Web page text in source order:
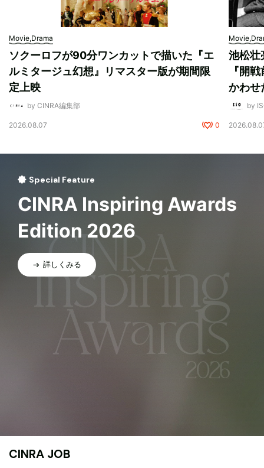
Movie,Drama
ソクーロフが90分ワンカットで描いた『エ
ルミタージュ幻想』リマスター版が期間限
定上映
by CINRA編集部
2026.08.07 0
池松壮
『開
かわせ
by
Special Feature
CINRA Inspiring Awards
Edition 2026
詳しくみる
CINRA JOB